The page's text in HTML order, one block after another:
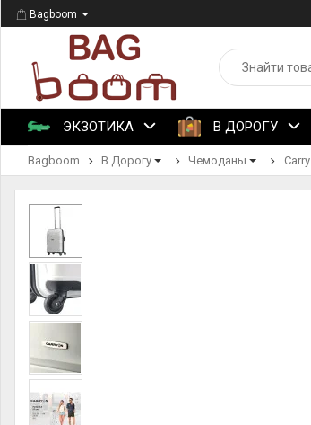
Bagboom
ЭКЗОТИКА В ДОРОГУ
Bagboom В Дорогу Чемоданы Carry